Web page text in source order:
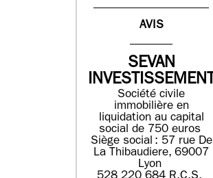
AVIS
SEVAN
INVESTISSEMENT
Société civile
immobilière en
liquidation ​au capital
social de 750 euros​
Siège social : ​57 rue De
La Thibaudiere, 69007
Lyon​